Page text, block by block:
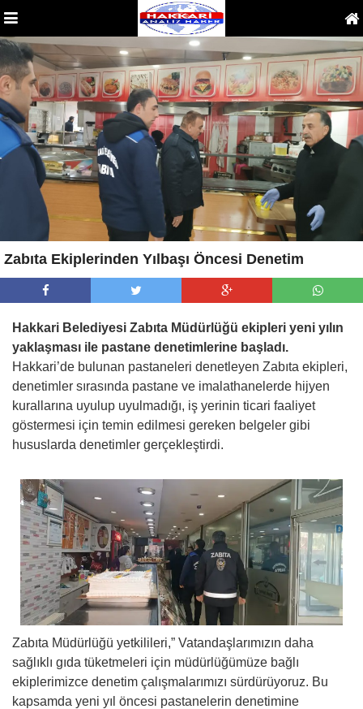
Zabıta Ekiplerinden Yılbaşı Öncesi Denetim
Hakkari Belediyesi Zabıta Müdürlüğü ekipleri yeni yılın
yaklaşması ile pastane denetimlerine başladı.
Hakkari’de bulunan pastaneleri denetleyen Zabıta ekipleri,
denetimler sırasında pastane ve imalathanelerde hijyen
kurallarına uyulup uyulmadığı, iş yerinin ticari faaliyet
göstermesi için temin edilmesi gereken belgeler gibi
hususlarda denetimler gerçekleştirdi.
Zabıta Müdürlüğü yetkilileri,” Vatandaşlarımızın daha
sağlıklı gıda tüketmeleri için müdürlüğümüze bağlı
ekiplerimizce denetim çalışmalarımızı sürdürüyoruz. Bu
kapsamda yeni yıl öncesi pastanelerin denetimine